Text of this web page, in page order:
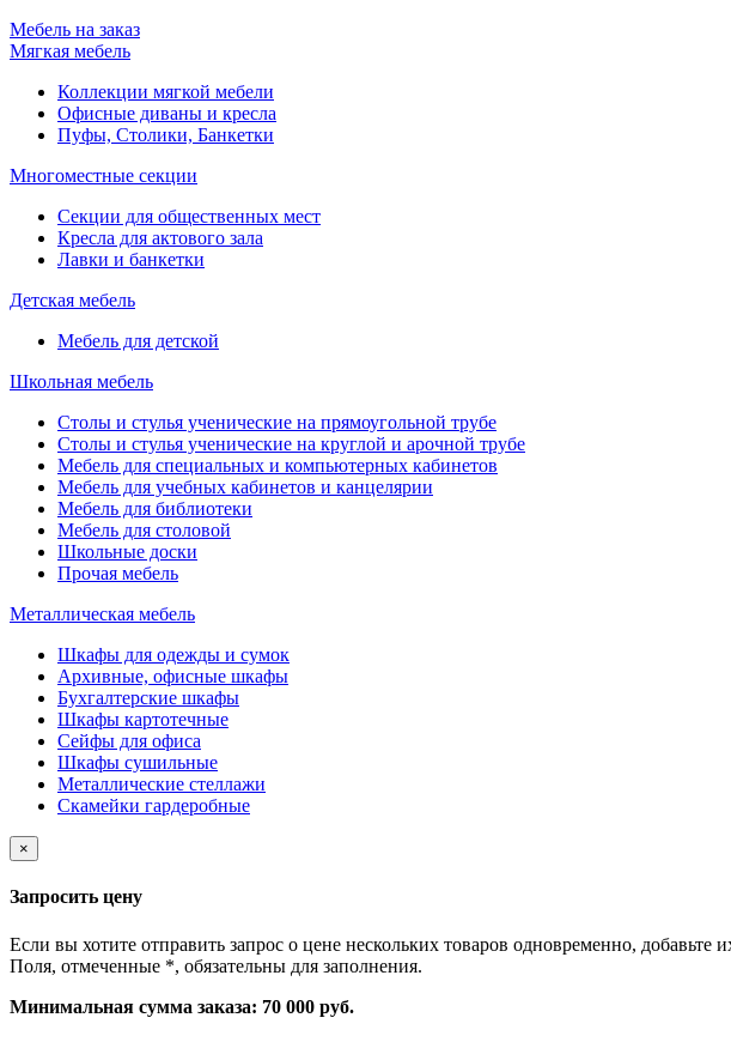
Мебель на заказ
Мягкая мебель
Коллекции мягкой мебели
Офисные диваны и кресла
Пуфы, Столики, Банкетки
Многоместные секции
Секции для общественных мест
Кресла для актового зала
Лавки и банкетки
Детская мебель
Мебель для детской
Школьная мебель
Столы и стулья ученические на прямоугольной трубе
Столы и стулья ученические на круглой и арочной трубе
Мебель для специальных и компьютерных кабинетов
Мебель для учебных кабинетов и канцелярии
Мебель для библиотеки
Мебель для столовой
Школьные доски
Прочая мебель
Металлическая мебель
Шкафы для одежды и сумок
Архивные, офисные шкафы
Бухгалтерские шкафы
Шкафы картотечные
Сейфы для офиса
Шкафы сушильные
Металлические стеллажи
Скамейки гардеробные
×
Запросить цену
Если вы хотите отправить запрос о цене нескольких товаров одновременно, добавьте
Поля, отмеченные *, обязательны для заполнения.
Минимальная сумма заказа: 70 000 руб.